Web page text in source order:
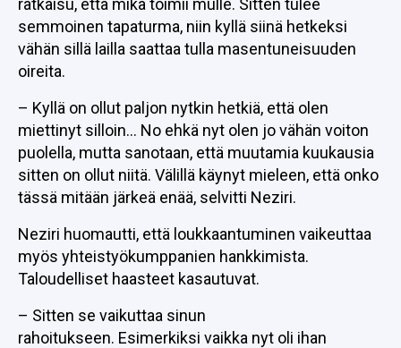
ratkaisu, että mikä toimii mulle. Sitten tulee
semmoinen tapaturma, niin kyllä siinä hetkeksi
vähän sillä lailla saattaa tulla masentuneisuuden
oireita.
– Kyllä on ollut paljon nytkin hetkiä, että olen
miettinyt silloin… No ehkä nyt olen jo vähän voiton
puolella, mutta sanotaan, että muutamia kuukausia
sitten on ollut niitä. Välillä käynyt mieleen, että onko
tässä mitään järkeä enää, selvitti Neziri.
Neziri huomautti, että loukkaantuminen vaikeuttaa
myös yhteistyökumppanien hankkimista.
Taloudelliset haasteet kasautuvat.
– Sitten se vaikuttaa sinun
rahoitukseen. Esimerkiksi vaikka nyt oli ihan